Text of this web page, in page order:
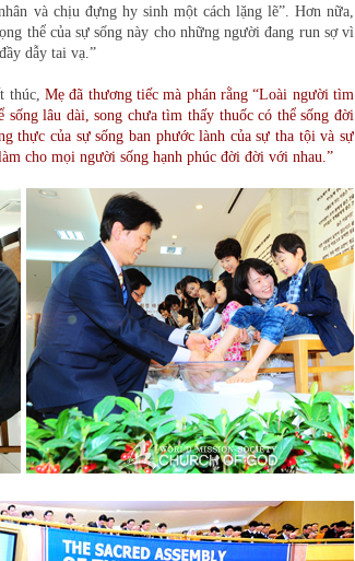
và chịu đựng hy sinh một cách lặng lẽ”. Hơn nữa,
thể của sự sống này cho những người đang run sợ vì
dẫy tai vạ.”
thúc, Mẹ đã thương tiếc mà phán rằng “Loài người tìm
lâu dài, song chưa tìm thấy thuốc có thể sống đời
thực của sự sống ban phước lành của sự tha tội và sự
cho mọi người sống hạnh phúc đời đời với nhau.”